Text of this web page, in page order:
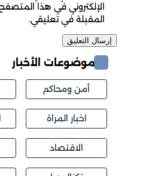
الإلكتروني في هذا
المقبلة في تعليقي.
موضوعات الأخبار
أمن ومحاكم
اخبار المراة
الاقتصاد